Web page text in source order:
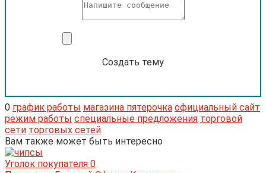
Создать тему
0 график работы магазина пятерочка официальный сайт
режим работы специальные предложения торговой
сети торговых сетей
Вам также может быть интересно
Уголок покупателя 0